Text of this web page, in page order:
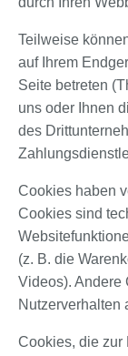
Teilweise
auf Ihrem
Seite betreten
uns oder Ihnen
des
Cookies haben
Cookies sind
(z. B. die
Videos). Andere
Nutzerverhalten
Cookies, die zur